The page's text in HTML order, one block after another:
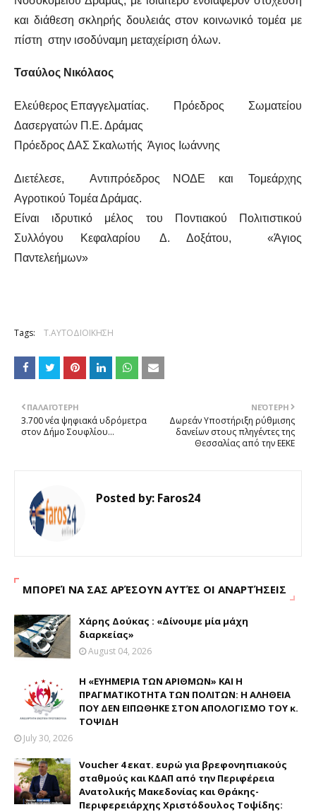
και διάθεση σκληρής δουλειάς στον κοινωνικό τομέα με
πίστη στην ισοδύναμη μεταχείριση όλων.
Τσαύλος Νικόλαος
Ελεύθερος Επαγγελματίας. Πρόεδρος Σωματείου
Δασεργατών Π.Ε. Δράμας
Πρόεδρος ΔΑΣ Σκαλωτής Άγιος Ιωάννης
Διετέλεσε, Αντιπρόεδρος ΝΟΔΕ και Τομεάρχης
Αγροτικού Τομέα Δράμας.
Είναι ιδρυτικό μέλος του Ποντιακού Πολιτιστικού
Συλλόγου Κεφαλαρίου Δ. Δοξάτου, «Άγιος
Παντελεήμων»
Tags: Τ.ΑΥΤΟΔΙΟΙΚΗΣΗ
ΝΕΌΤΕΡΗ
Δωρεάν Υποστήριξη ρύθμισης
δανείων στους πληγέντες της
Θεσσαλίας από την ΕΕΚΕ
ΠΑΛΑΙΌΤΕΡΗ
3.700 νέα ψηφιακά υδρόμετρα
στον Δήμο Σουφλίου…
Posted by: Faros24
ΜΠΟΡΕΊ ΝΑ ΣΑΣ ΑΡΈΣΟΥΝ ΑΥΤΈΣ ΟΙ ΑΝΑΡΤΉΣΕΙΣ
Χάρης Δούκας : «Δίνουμε μία μάχη
διαρκείας»
August 04, 2026
Η «ΕΥΗΜΕΡΙΑ ΤΩΝ ΑΡΙΘΜΩΝ» ΚΑΙ Η
ΠΡΑΓΜΑΤΙΚΟΤΗΤΑ ΤΩΝ ΠΟΛΙΤΩΝ: Η ΑΛΗΘΕΙΑ
ΠΟΥ ΔΕΝ ΕΙΠΩΘΗΚΕ ΣΤΟΝ ΑΠΟΛΟΓΙΣΜΟ ΤΟΥ κ.
ΤΟΨΙΔΗ
July 30, 2026
Voucher 4 εκατ. ευρώ για βρεφονηπιακούς
σταθμούς και ΚΔΑΠ από την Περιφέρεια
Ανατολικής Μακεδονίας και Θράκης-
Περιφερειάρχης Χριστόδουλος Τοψίδης: